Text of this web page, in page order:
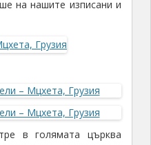
на нашите изписани и
в голямата църква